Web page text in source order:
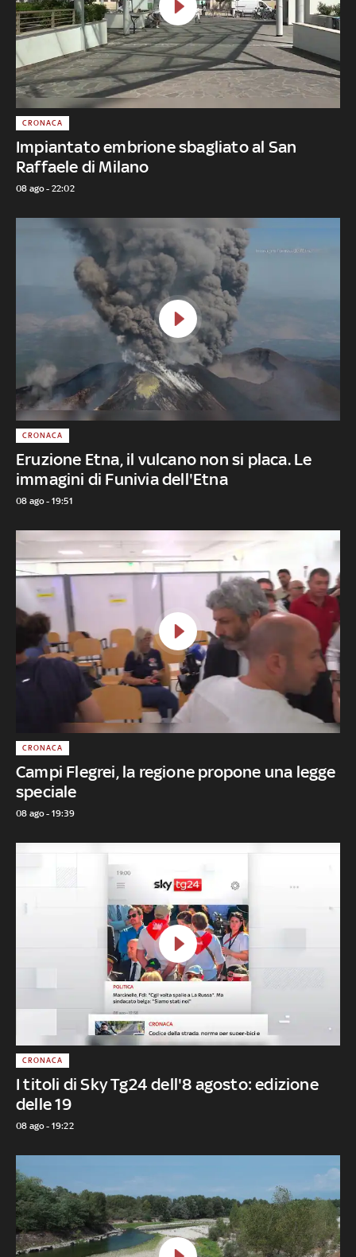
Impiantato embrione sbagliato al San
Raffaele di Milano
CRONACA
08 ago - 22:02
Eruzione Etna, il vulcano non si placa. Le
immagini di Funivia dell'Etna
CRONACA
08 ago - 19:51
Campi Flegrei, la regione propone una legge
speciale
CRONACA
08 ago - 19:39
I titoli di Sky Tg24 dell'8 agosto: edizione
delle 19
CRONACA
08 ago - 19:22